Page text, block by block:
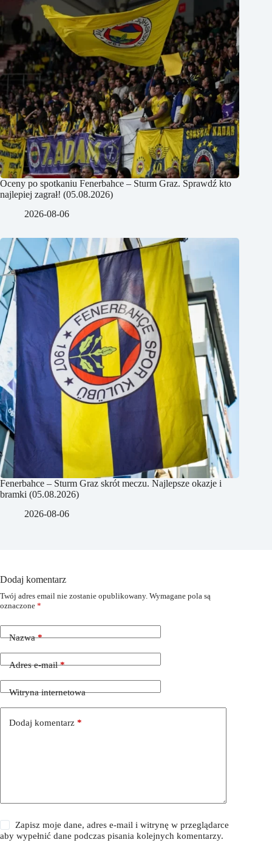
Oceny po spotkaniu Fenerbahce – Sturm Graz. Sprawdź kto
najlepiej zagrał! (05.08.2026)
2026-08-06
Fenerbahce – Sturm Graz skrót meczu. Najlepsze okazje i
bramki (05.08.2026)
2026-08-06
Dodaj komentarz
Twój adres email nie zostanie opublikowany. Wymagane pola są
oznaczone *
Nazwa*
Adres e-mail*
Witryna internetowa
Dodaj komentarz *
Zapisz moje dane, adres e-mail i witrynę w przeglądarce
aby wypełnić dane podczas pisania kolejnych komentarzy.